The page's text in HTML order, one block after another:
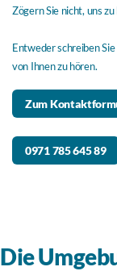
Zögern Sie nicht, uns
Entweder schreiben
von Ihnen zu hören.
Zum
0971 785 645 89
Die